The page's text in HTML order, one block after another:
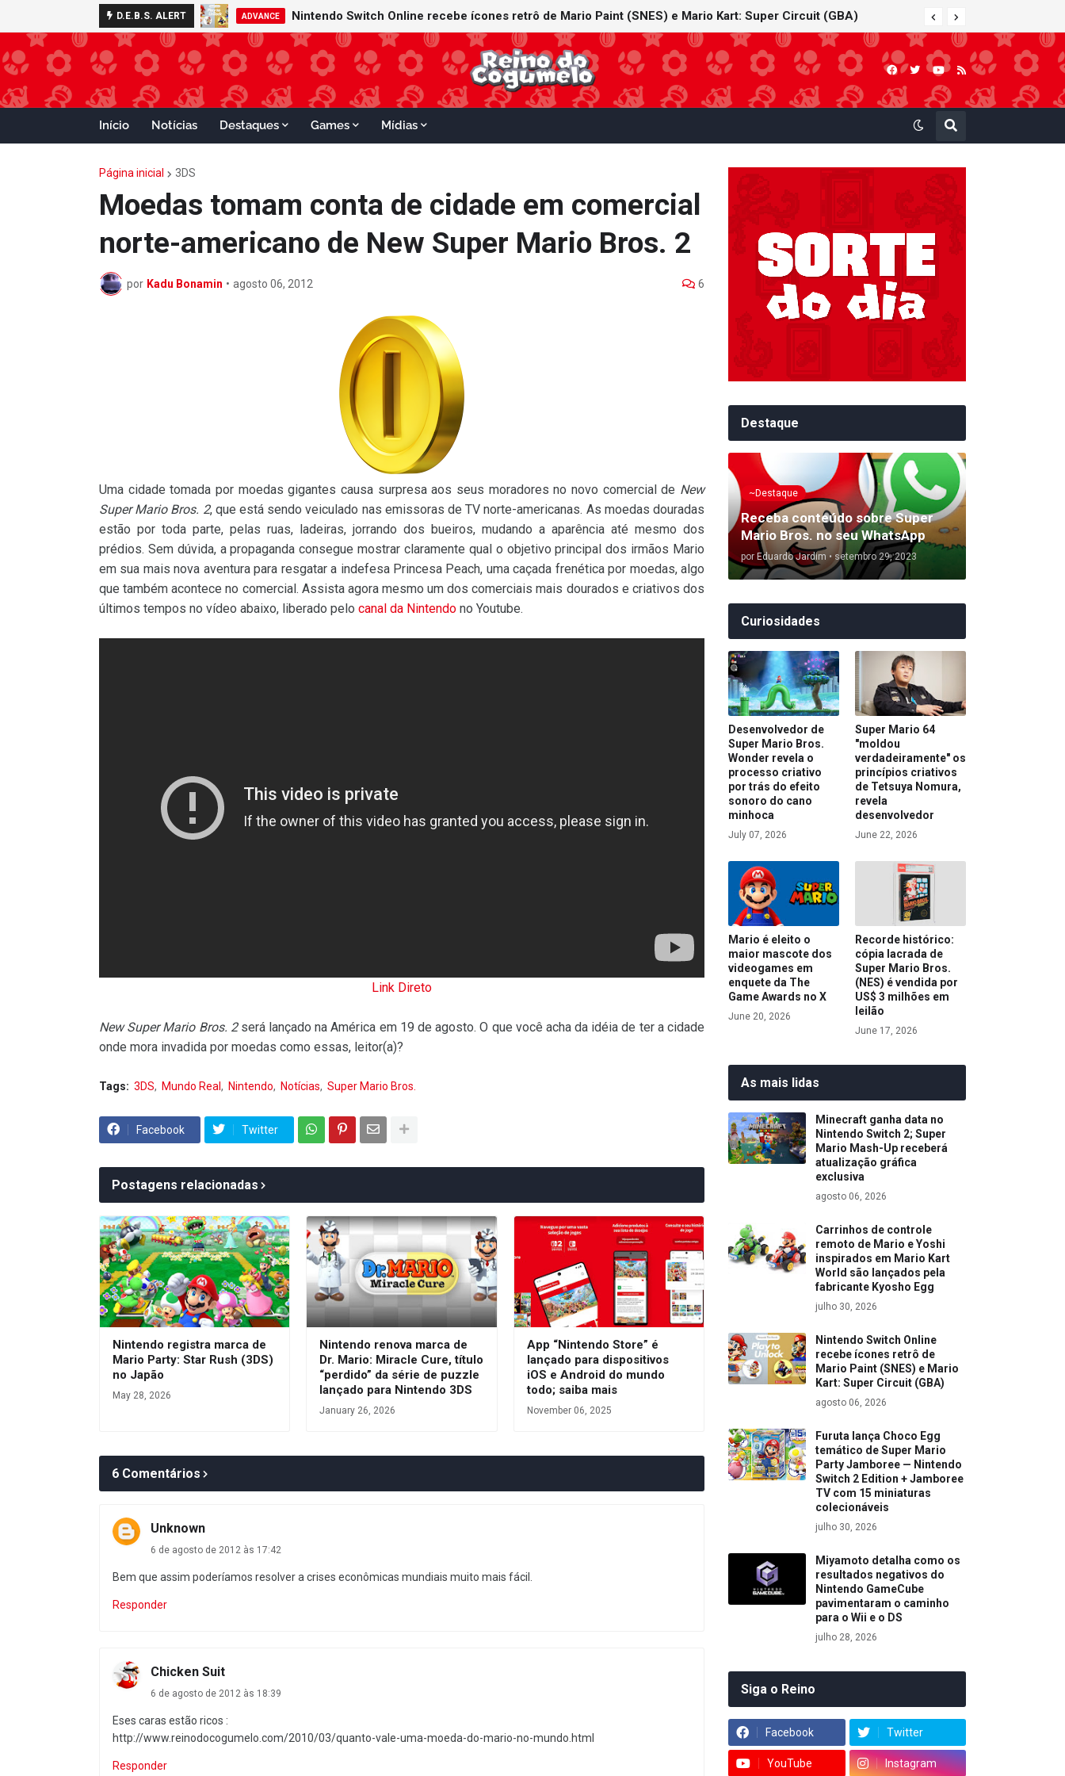
D.E.B.S. ALERT ADVANCE Nintendo Switch Online recebe ícones retrô de Mario Paint (SNES) e Mario Kart: Super Circuit (GBA)
Início Notícias Destaques Games Mídias
Página inicial 3DS
Moedas tomam conta de cidade em comercial
norte-americano de New Super Mario Bros. 2
por Kadu Bonamin • agosto 06, 2012 6
Uma cidade tomada por moedas gigantes causa surpresa aos seus moradores no novo comercial de New
Super Mario Bros. 2, que está sendo veiculado nas emissoras de TV norte-americanas. As moedas douradas
estão por toda parte, pelas ruas, ladeiras, jorrando dos bueiros, mudando a aparência até mesmo dos
prédios. Sem dúvida, a propaganda consegue mostrar claramente qual o objetivo principal dos irmãos Mario
em sua mais nova aventura para resgatar a indefesa Princesa Peach, uma caçada frenética por moedas, algo
que também acontece no comercial. Assista agora mesmo um dos comerciais mais dourados e criativos dos
últimos tempos no vídeo abaixo, liberado pelo canal da Nintendo no Youtube.
Link Direto
New Super Mario Bros. 2será lançado na América em 19 de agosto. O que você acha da idéia de ter a cidade
onde mora invadida por moedas como essas, leitor(a)?
Tags: 3DS Mundo Real Nintendo Notícias Super Mario Bros.
Facebook Twitter
Postagens relacionadas
Nintendo registra marca de
Mario Party: Star Rush (3DS)
no Japão
May 28, 2026
Nintendo renova marca de
Dr. Mario: Miracle Cure, título
“perdido” da série de puzzle
lançado para Nintendo 3DS
January 26, 2026
App “Nintendo Store” é
lançado para dispositivos
iOS e Android do mundo
todo; saiba mais
November 06, 2025
6 Comentários
Unknown
6 de agosto de 2012 às 17:42
Bem que assim poderíamos resolver a crises econômicas mundiais muito mais fácil.
Responder
Chicken Suit
6 de agosto de 2012 às 18:39
Eses caras estão ricos :
http://www.reinodocogumelo.com/2010/03/quanto-vale-uma-moeda-do-mario-no-mundo.html
Responder
Destaque
~Destaque
Receba conteúdo sobre Super
Mario Bros. no seu WhatsApp
por Eduardo Jardim • setembro 29, 2023
Curiosidades
Desenvolvedor de
Super Mario Bros.
Wonder revela o
processo criativo
por trás do efeito
sonoro do cano
minhoca
July 07, 2026
Super Mario 64
"moldou
verdadeiramente" os
princípios criativos
de Tetsuya Nomura,
revela
desenvolvedor
June 22, 2026
Mario é eleito o
maior mascote dos
videogames em
enquete da The
Game Awards no X
June 20, 2026
Recorde histórico:
cópia lacrada de
Super Mario Bros.
(NES) é vendida por
US$ 3 milhões em
leilão
June 17, 2026
As mais lidas
Minecraft ganha data no
Nintendo Switch 2; Super
Mario Mash-Up receberá
atualização gráfica
exclusiva
agosto 06, 2026
Carrinhos de controle
remoto de Mario e Yoshi
inspirados em Mario Kart
World são lançados pela
fabricante Kyosho Egg
julho 30, 2026
Nintendo Switch Online
recebe ícones retrô de
Mario Paint (SNES) e Mario
Kart: Super Circuit (GBA)
agosto 06, 2026
Furuta lança Choco Egg
temático de Super Mario
Party Jamboree — Nintendo
Switch 2 Edition + Jamboree
TV com 15 miniaturas
colecionáveis
julho 30, 2026
Miyamoto detalha como os
resultados negativos do
Nintendo GameCube
pavimentaram o caminho
para o Wii e o DS
julho 28, 2026
Siga o Reino
Facebook Twitter
YouTube Instagram